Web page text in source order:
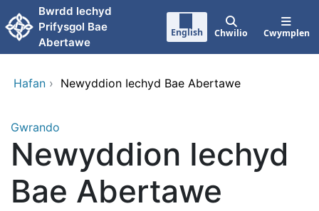
Neidio i'r prif gynnwy
Bwrdd lechyd
Prifysgol Bae
Abertawe
English Chwilio Cwymplen
Hafan › Newyddion Iechyd Bae Abertawe
Gwrando
Newyddion Iechyd
Bae Abertawe